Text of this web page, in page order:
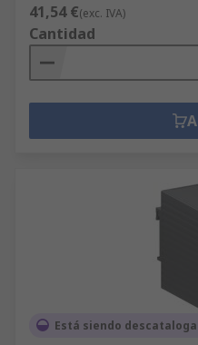
41,54 €(exc. IVA)
Cantidad
Está siendo